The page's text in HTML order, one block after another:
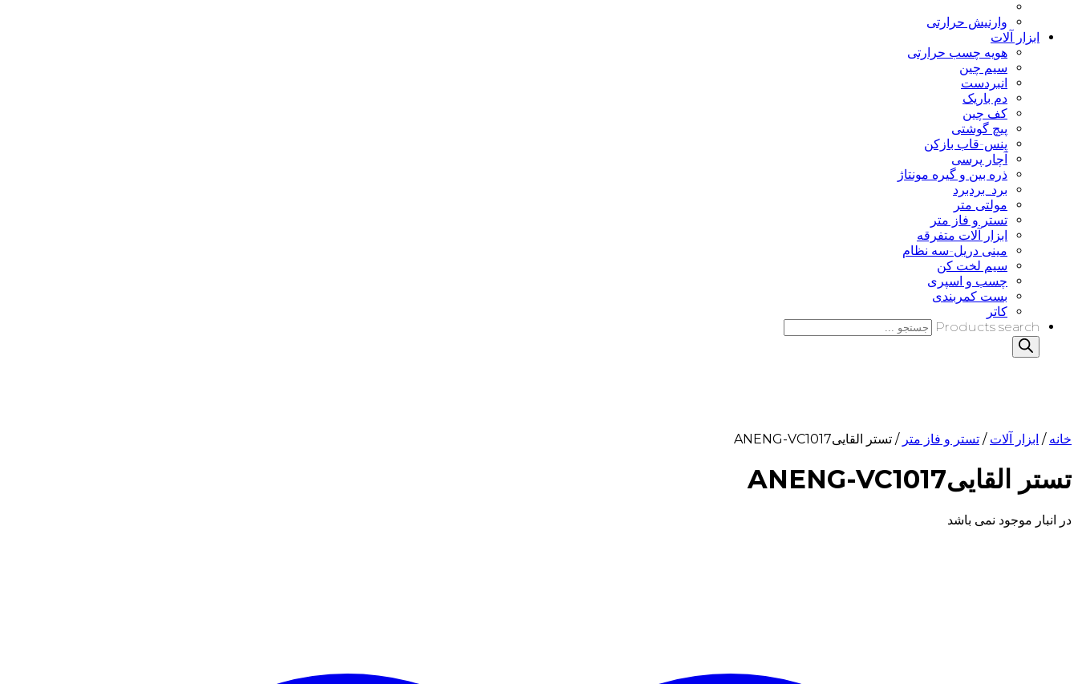
وارنیش حرارتی
ابزار آلات
هویه چسب حرارتی
سیم چین
انبردست
دم باریک
کف چین
پیچ گوشتی
پنس-قاب بازکن
آچار پرسی
ذره بین و گیره مونتاژ
برد_بردبرد
مولتی متر
تستر و فاز متر
ابزار آلات متفرقه
مینی دریل-سه نظام
سیم لخت کن
چسب و اسپری
بست کمربندی
کاتر
Products search
خانه / ابزار آلات / تستر و فاز متر / تستر القاییANENG-VC1017
تستر القاییANENG-VC1017
در انبار موجود نمی باشد